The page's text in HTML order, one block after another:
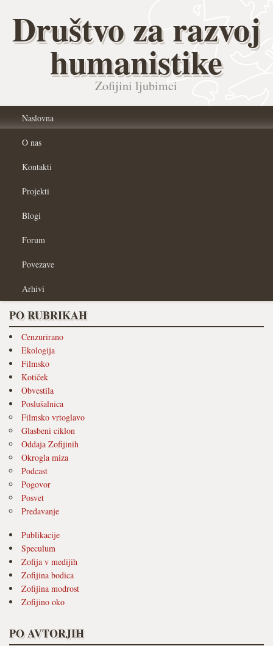
Društvo za razvoj
humanistike
Zofijini ljubimci
Naslovna
O nas
Kontakti
Projekti
Blogi
Forum
Povezave
Arhivi
PO RUBRIKAH
Cenzurirano
Ekologija
Filmsko
Kotiček
Obvestila
Poslušalnica
Filmsko vrtoglavo
Glasbeni ciklon
Oddaja Zofijinih
Okrogla miza
Podcast
Pogovor
Posvet
Predavanje
Publikacije
Speculum
Zofija v medijih
Zofijina bodica
Zofijina modrost
Zofijino oko
PO AVTORJIH